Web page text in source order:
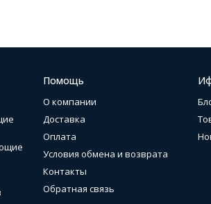
Помощь
О компании
Доставка
Оплата
Условия обмена и возврата
Контакты
Обратная связь